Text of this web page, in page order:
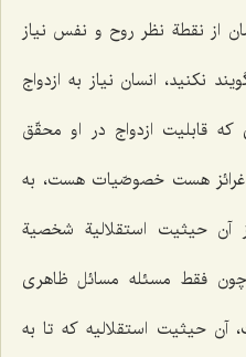
از نقطة نظر روح و نفس نیاز
نكنید، انسان نیاز به ازدواج
قابلیت ازدواج در او محقّق
هست خصوصّیات هست، به
آن حیثیت استقلالیة شخصیة
فقط مسئله مسائل ظاهری
حیثیت استقلالیه كه تا به